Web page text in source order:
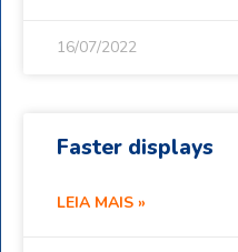
16/07/2022
Faster displays
LEIA MAIS »